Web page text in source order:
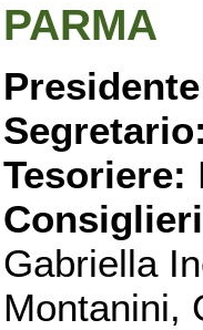
PARMA
Segretario:
Tesoriere:
Gabriella
Montanini,